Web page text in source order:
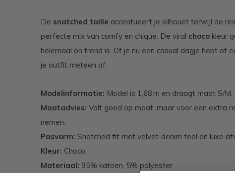
De snatched taille accentueert je silhouet terwijl de
perfecte mix van comfy en chique. De viral choco kleur
helemaal on trend is. Of je nu een casual dagje hebt of
je outfit meteen af.
Modelinformatie: Model is 1,68 m en draagt maat S/M.
Maatadvies: Valt goed op maat, maar voor een extra
nemen.
Pasvorm: Snatched fit met velvet‑denim feel en luxe
Kleur: Choco
Materiaal: 95% katoen, 5% polyester